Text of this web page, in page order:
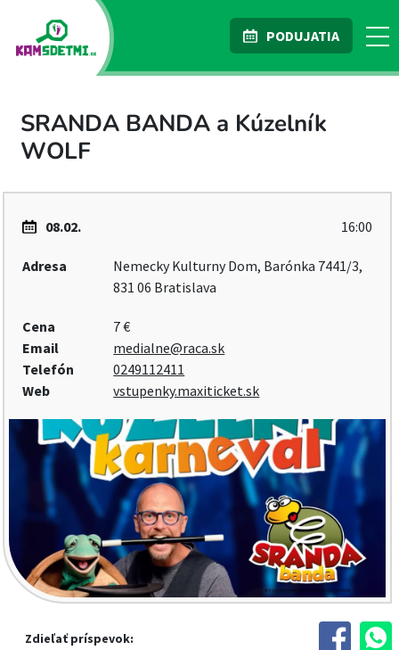
PODUJATIA
SRANDA BANDA a Kúzelník
WOLF
08.02. 16:00
Adresa
Nemecky Kulturny Dom, Barónka 7441/3,
831 06 Bratislava
Cena
7 €
Email
medialne@raca.sk
Telefón
0249112411
Web
vstupenky.maxiticket.sk
Zdieľať príspevok: